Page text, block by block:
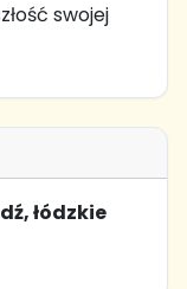
swojej
łódzkie